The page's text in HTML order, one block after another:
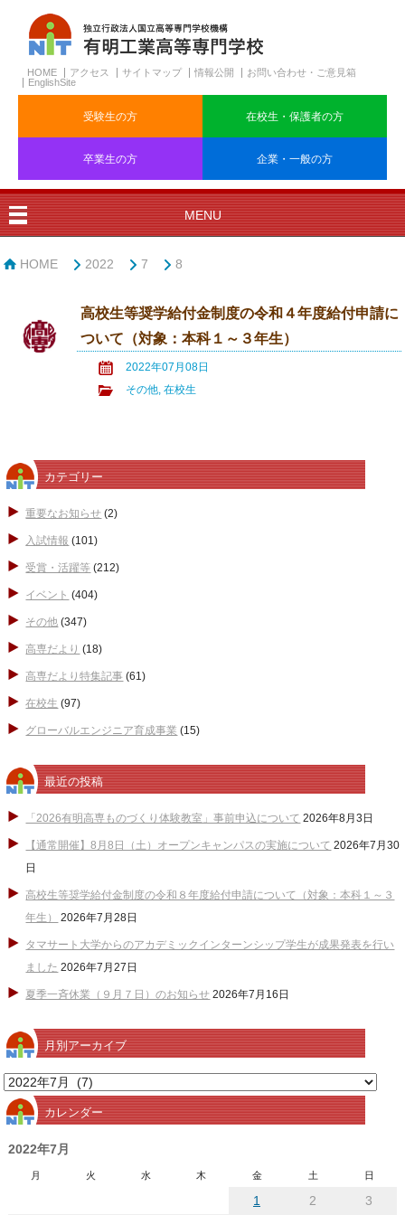
HOME アクセス サイトマップ 情報公開
お問い合わせ・ご意見箱
EnglishSite
受験生の方 在校生・保護者の方
卒業生の方 企業・一般の方
MENU
HOME 2022 7 8
高校生等奨学給付金制度の令和４年度給付申請に
ついて（対象：本科１～３年生）
2022年07月08日
その他 ,在校生
カテゴリー
重要なお知らせ (2)
入試情報 (101)
受賞・活躍等 (212)
イベント (404)
その他 (347)
高専だより (18)
高専だより特集記事 (61)
在校生 (97)
グローバルエンジニア育成事業 (15)
最近の投稿
「2026有明高専ものづくり体験教室」事前申込について 2026年8月3日
【通常開催】8月8日（土）オープンキャンパスの実施について 2026年7月30
日
高校生等奨学給付金制度の令和８年度給付申請について（対象：本科１～３
年生）
2026年7月28日
タマサート大学からのアカデミックインターンシップ学生が成果発表を行い
ました 2026年7月27日
夏季一斉休業（９月７日）のお知らせ 2026年7月16日
月別アーカイブ
月
別
ア
ー
カレンダー
2022年7月
月 火 水 木 金 土 日
1 2 3